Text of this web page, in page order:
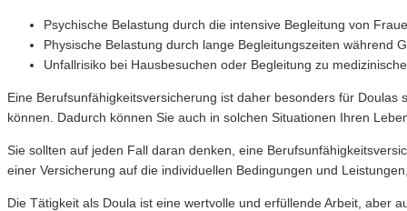
Psychische Belastung durch die intensive Begleitung von
Physische Belastung durch lange Begleitungszeiten während
Unfallrisiko bei Hausbesuchen oder Begleitung zu
Eine Berufsunfähigkeitsversicherung ist daher besonders für
können. Dadurch können Sie auch in solchen Situationen Ihren
Sie sollten auf jeden Fall daran denken, eine
einer Versicherung auf die individuellen Bedingungen und
Die Tätigkeit als Doula ist eine wertvolle und erfüllende Arbeit, aber